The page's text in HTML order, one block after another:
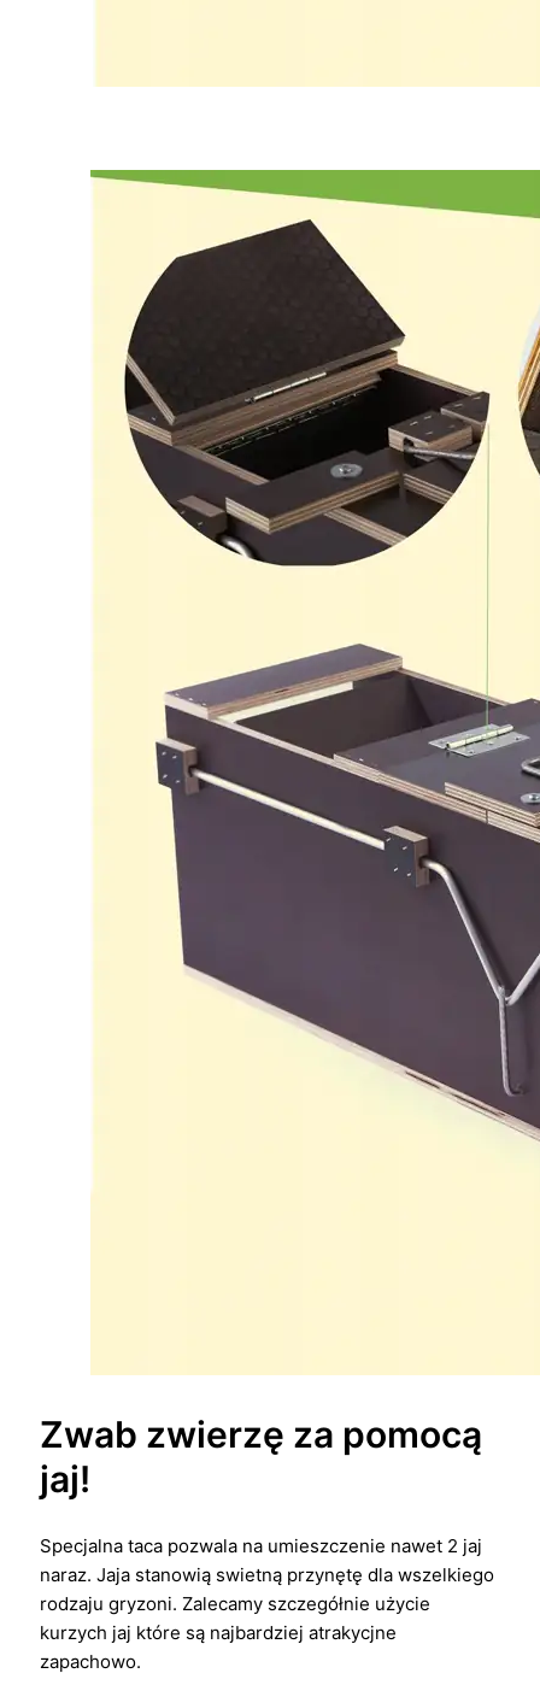
Zwab zwierzę za pomocą
jaj!
Specjalna taca pozwala na umieszczenie nawet 2 jaj
naraz. Jaja stanowią swietną przynętę dla wszelkiego
rodzaju gryzoni. Zalecamy szczegółnie użycie
kurzych jaj które są najbardziej atrakycjne
zapachowo.